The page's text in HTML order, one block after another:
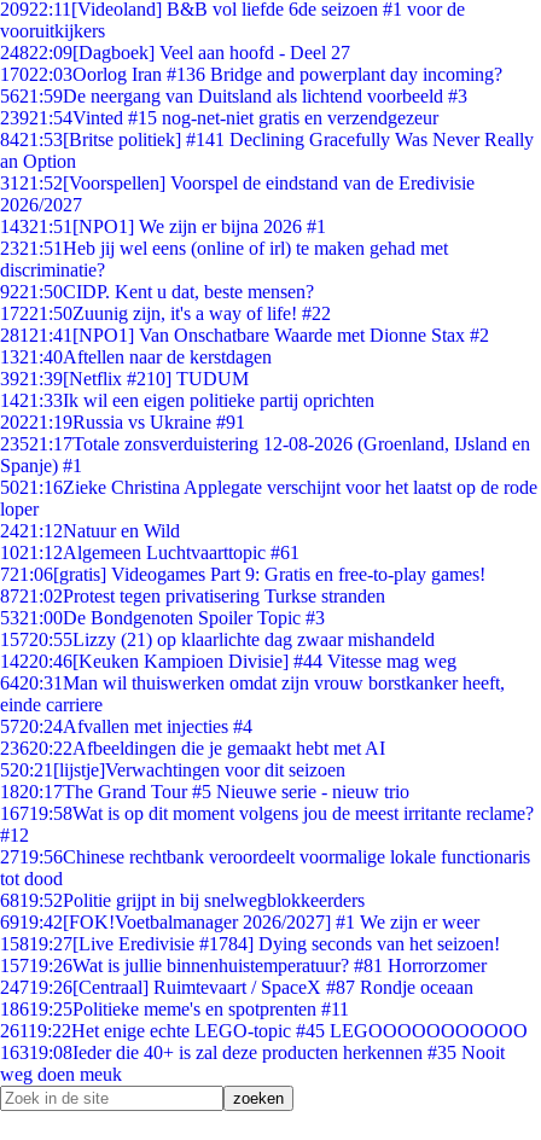
20922:11 [Videoland] B&B vol liefde 6de seizoen #1 voor de
vooruitkijkers
24822:09[Dagboek] Veel aan hoofd - Deel 27
17022:03Oorlog Iran #136 Bridge and powerplant day incoming?
5621:59De neergang van Duitsland als lichtend voorbeeld #3
23921:54Vinted #15 nog-net-niet gratis en verzendgezeur
8421:53[Britse politiek] #141 Declining Gracefully Was Never Really
an Option
31 21:52[Voorspellen] Voorspel de eindstand van de Eredivisie
2026/2027
14321:51 [NPO1] We zijn er bijna 2026 #1
2321:51Heb jij wel eens (online of irl) te maken gehad met
discriminatie?
9221:50CIDP. Kent u dat, beste mensen?
17221:50Zuunig zijn, it's a way of life! #22
281 21:41 [NPO1] Van Onschatbare Waarde met Dionne Stax #2
1321:40Aftellen naar de kerstdagen
3921:39[Netflix #210] TUDUM
1421:33Ik wil een eigen politieke partij oprichten
20221:19Russia vs Ukraine #91
23521:17Totale zonsverduistering 12-08-2026 (Groenland, IJsland en
Spanje) #1
5021:16Zieke Christina Applegate verschijnt voor het laatst op de rode
loper
2421:12Natuur en Wild
1021:12Algemeen Luchtvaarttopic #61
721:06[gratis] Videogames Part 9: Gratis en free-to-play games!
8721:02Protest tegen privatisering Turkse stranden
5321:00De Bondgenoten Spoiler Topic #3
15720:55Lizzy (21) op klaarlichte dag zwaar mishandeld
14220:46[Keuken Kampioen Divisie] #44 Vitesse mag weg
6420:31Man wil thuiswerken omdat zijn vrouw borstkanker heeft,
einde carriere
5720:24Afvallen met injecties #4
23620:22Afbeeldingen die je gemaakt hebt met AI
520:21 [lijstje]Verwachtingen voor dit seizoen
1820:17The Grand Tour #5 Nieuwe serie - nieuw trio
16719:58Wat is op dit moment volgens jou de meest irritante reclame?
#12
2719:56Chinese rechtbank veroordeelt voormalige lokale functionaris
tot dood
6819:52Politie grijpt in bij snelwegblokkeerders
6919:42[FOK!Voetbalmanager 2026/2027] #1 We zijn er weer
15819:27[Live Eredivisie #1784] Dying seconds van het seizoen!
15719:26Wat is jullie binnenhuistemperatuur? #81 Horrorzomer
24719:26[Centraal] Ruimtevaart / SpaceX #87 Rondje oceaan
18619:25Politieke meme's en spotprenten #11
26119:22Het enige echte LEGO-topic #45 LEGOOOOOOOOOOO
16319:08Ieder die 40+ is zal deze producten herkennen #35 Nooit
weg doen meuk